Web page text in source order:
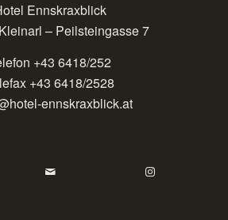
Ennskraxblick
– Peilsteingasse 7
+43 6418/252
+43 6418/2528
ennskraxblick.at